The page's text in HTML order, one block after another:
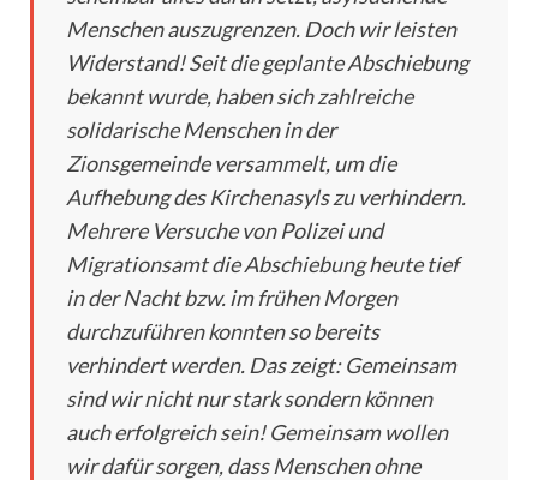
Menschen auszugrenzen. Doch wir leisten
Widerstand! Seit die geplante Abschiebung
bekannt wurde, haben sich zahlreiche
solidarische Menschen in der
Zionsgemeinde versammelt, um die
Aufhebung des Kirchenasyls zu verhindern.
Mehrere Versuche von Polizei und
Migrationsamt die Abschiebung heute tief
in der Nacht bzw. im frühen Morgen
durchzuführen konnten so bereits
verhindert werden. Das zeigt: Gemeinsam
sind wir nicht nur stark sondern können
auch erfolgreich sein! Gemeinsam wollen
wir dafür sorgen, dass Menschen ohne